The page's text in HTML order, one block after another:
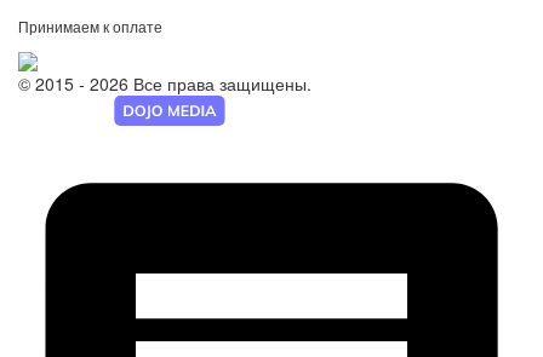
Принимаем к оплате
© 2015 - 2026 Все права защищены.